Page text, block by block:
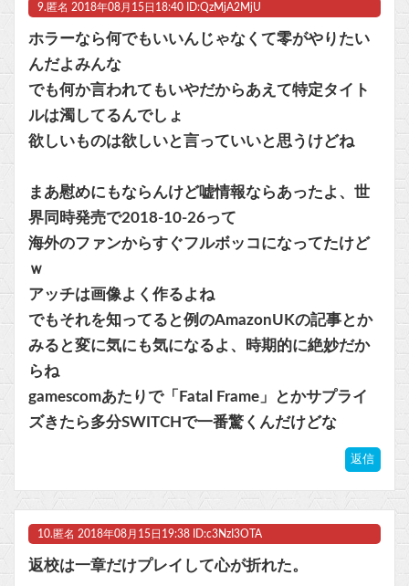
9. 匿名 2018年08月15日18:40 ID:QzMjA2MjU
ホラーなら何でもいいんじゃなくて零がやりたい
んだよみんな
でも何か言われてもいやだからあえて特定タイト
ルは濁してるんでしょ
欲しいものは欲しいと言っていいと思うけどね
まあ慰めにもならんけど嘘情報ならあったよ、世
界同時発売で2018-10-26って
海外のファンからすぐフルボッコになってたけど
ｗ
アッチは画像よく作るよね
でもそれを知ってると例のAmazonUKの記事とか
みると変に気にも気になるよ、時期的に絶妙だか
らね
gamescomあたりで「Fatal Frame」とかサプライ
ズきたら多分SWITCHで一番驚くんだけどな
返信
10. 匿名 2018年08月15日19:38 ID:c3NzI3OTA
返校は一章だけプレイして心が折れた。